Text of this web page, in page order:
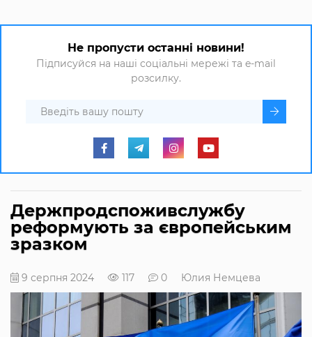
Не пропусти останні новини!
Підписуйся на наші соціальні мережі та e-mail
розсилку.
Держпродспоживслужбу
реформують за європейським
зразком
9 серпня 2024 117 0 Юлия Немцева